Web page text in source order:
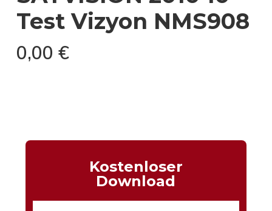
Test Vizyon NMS908
0,00 €
Kostenloser
Download